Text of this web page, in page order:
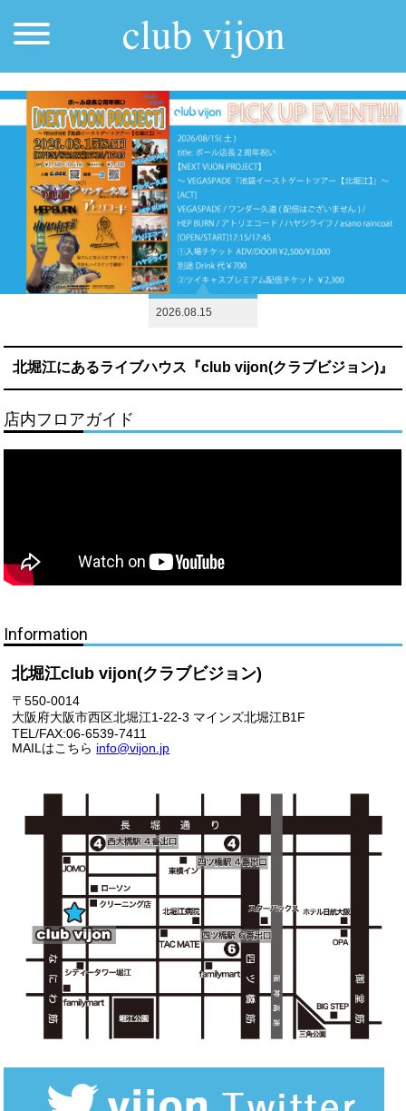
2026.08.15
北堀江にあるライブハウス『club vijon(クラブビジョン)』
店内フロアガイド
Information
北堀江club vijon(クラブビジョン)
〒550-0014
大阪府大阪市西区北堀江1-22-3 マインズ北堀江B1F
TEL/FAX:06-6539-7411
MAILはこちら info@vijon.jp